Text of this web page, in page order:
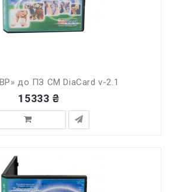
до ПЗ СМ DiaCard v-2.1
15333 ₴